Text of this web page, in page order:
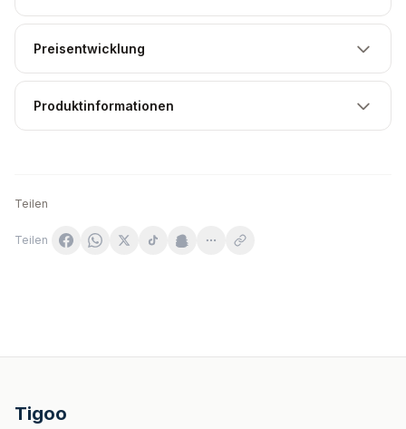
Preisentwicklung
Produktinformationen
Teilen
Teilen
NOW Foods Safran - 50 mg - 60 vegetariska kapslar
Tigoo